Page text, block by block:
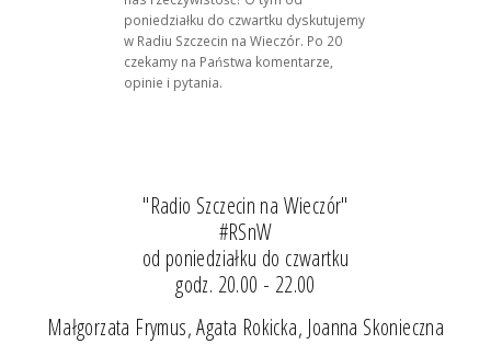
poniedziałku do czwartku dyskutujemy
w Radiu Szczecin na Wieczór. Po 20
czekamy na Państwa komentarze,
opinie i pytania.
"Radio Szczecin na Wieczór"
#RSnW
od poniedziałku do czwartku
godz. 20.00 - 22.00
Małgorzata Frymus, Agata Rokicka, Joanna Skonieczna